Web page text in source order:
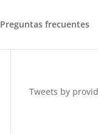
Preguntas frecuentes
Tweets by